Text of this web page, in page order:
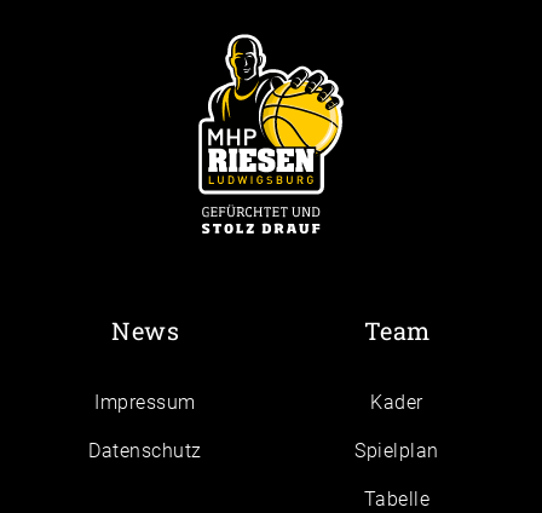
News
Impressum
Daten­schutz
Team
Kader
Spielplan
Tabelle